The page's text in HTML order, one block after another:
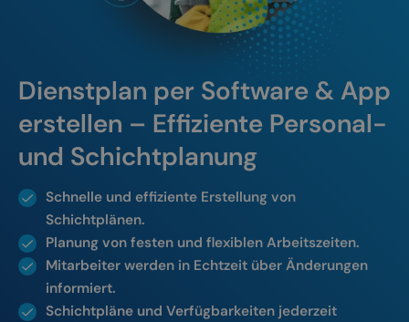
Dienstplan per Software & App
erstellen – Effiziente Personal-
und Schichtplanung
Schnelle und effiziente Erstellung von
Schichtplänen.
Planung von festen und flexiblen Arbeitszeiten.
Mitarbeiter werden in Echtzeit über Änderungen
informiert.
Schichtpläne und Verfügbarkeiten jederzeit